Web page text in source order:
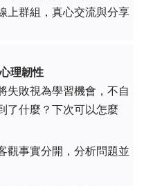
上群組，真心交流與分享
理韌性
失敗視為學習機會，不自
了什麼？下次可以怎麼
觀事實分開，分析問題並